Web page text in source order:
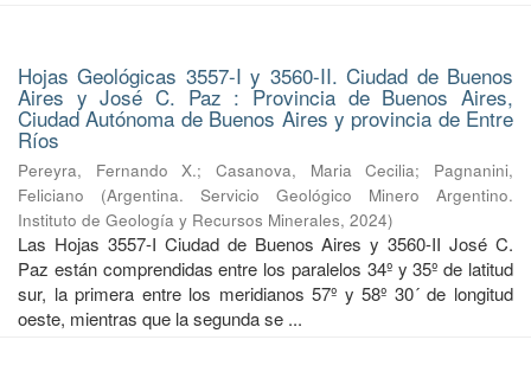
Hojas Geológicas 3557-I y 3560-II. Ciudad de Buenos
Aires y José C. Paz : Provincia de Buenos Aires,
Ciudad Autónoma de Buenos Aires y provincia de Entre
Ríos
Pereyra, Fernando X.;Casanova, Maria Cecilia; Pagnanini,
Feliciano
(Argentina. Servicio Geológico Minero Argentino.
Instituto de Geología y Recursos Minerales, 2024)
Las Hojas 3557-I Ciudad de Buenos Aires y 3560-II José C.
Paz están comprendidas entre los paralelos 34º y 35º de latitud
sur, la primera entre los meridianos 57º y 58º 30´ de longitud
oeste, mientras que la segunda se ...